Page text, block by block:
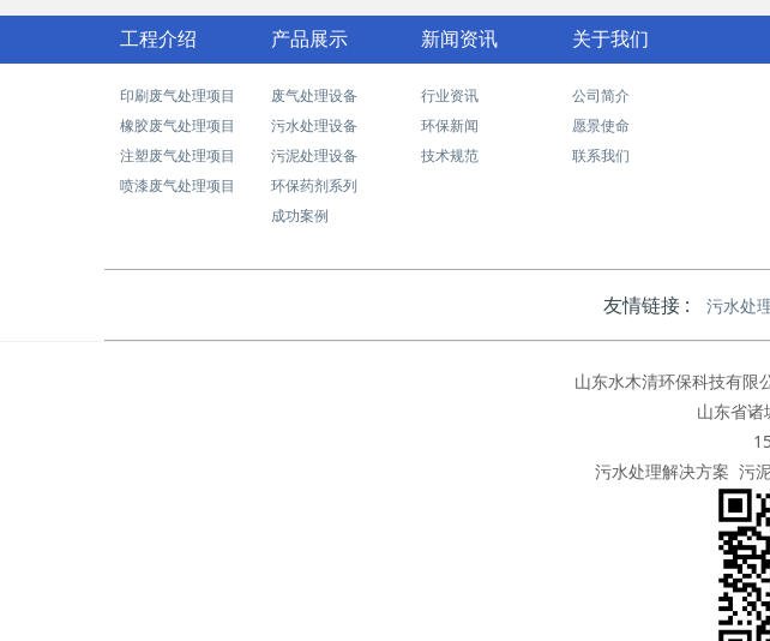
工程介绍
印刷废气处理项目
橡胶废气处理项目
注塑废气处理项目
喷漆废气处理项目
产品展示
废气处理设备
污水处理设备
污泥处理设备
环保药剂系列
成功案例
新闻资讯
行业资讯
环保新闻
技术规范
关于我们
公司简介
愿景使命
联系我们
友情链接 : 污水处
山东水木清环保科技有限
山东省诸
污水处理解决方案 污